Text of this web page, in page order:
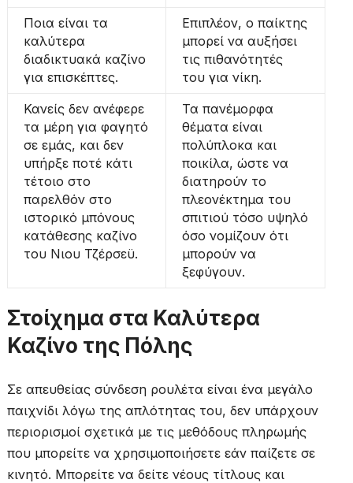
Ποια είναι τα
καλύτερα
διαδικτυακά καζίνο
για επισκέπτες.
Επιπλέον, ο παίκτης
μπορεί να αυξήσει
τις πιθανότητές
του για νίκη.
Κανείς δεν ανέφερε
τα μέρη για φαγητό
σε εμάς, και δεν
υπήρξε ποτέ κάτι
τέτοιο στο
παρελθόν στο
ιστορικό μπόνους
κατάθεσης καζίνο
του Νιου Τζέρσεϋ.
Τα πανέμορφα
θέματα είναι
πολύπλοκα και
ποικίλα, ώστε να
διατηρούν το
πλεονέκτημα του
σπιτιού τόσο υψηλό
όσο νομίζουν ότι
μπορούν να
ξεφύγουν.
Στοίχημα στα Καλύτερα
Καζίνο της Πόλης
Σε απευθείας σύνδεση ρουλέτα είναι ένα μεγάλο
παιχνίδι λόγω της απλότητας του, δεν υπάρχουν
περιορισμοί σχετικά με τις μεθόδους πληρωμής
που μπορείτε να χρησιμοποιήσετε εάν παίζετε σε
κινητό. Μπορείτε να δείτε νέους τίτλους και